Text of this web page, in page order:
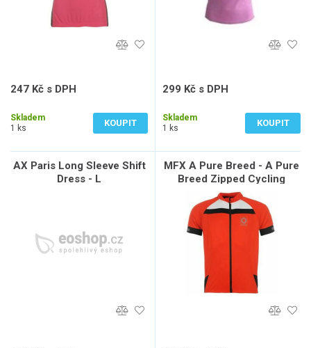
247 Kč s DPH
Skladem
1 ks
KOUPIT
299 Kč s DPH
Skladem
1 ks
KOUPIT
AX Paris Long Sleeve Shift
Dress - L
MFX A Pure Breed - A Pure
Breed Zipped Cycling
Jersey Mens – Red/Black -
L